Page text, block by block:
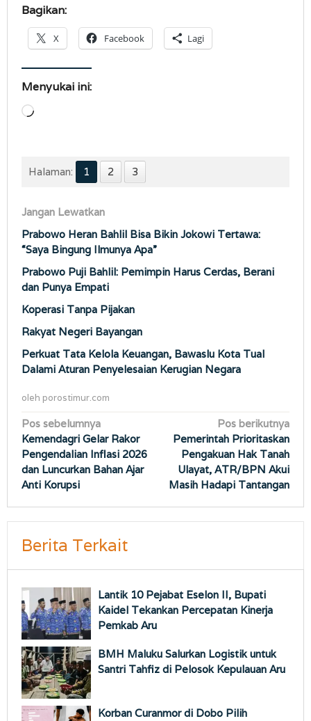
Bagikan:
X Facebook Lagi
Menyukai ini:
Memuat...
Halaman: 1 2 3
Jangan Lewatkan
Prabowo Heran Bahlil Bisa Bikin Jokowi Tertawa:
“Saya Bingung Ilmunya Apa”
Prabowo Puji Bahlil: Pemimpin Harus Cerdas, Berani
dan Punya Empati
Koperasi Tanpa Pijakan
Rakyat Negeri Bayangan
Perkuat Tata Kelola Keuangan, Bawaslu Kota Tual
Dalami Aturan Penyelesaian Kerugian Negara
oleh porostimur.com
Navigasi
pos
Pos sebelumnya
Kemendagri Gelar Rakor
Pengendalian Inflasi 2026
dan Luncurkan Bahan Ajar
Anti Korupsi
Pos berikutnya
Pemerintah Prioritaskan
Pengakuan Hak Tanah
Ulayat, ATR/BPN Akui
Masih Hadapi Tantangan
Berita Terkait
Lantik 10 Pejabat Eselon II, Bupati
Kaidel Tekankan Percepatan Kinerja
Pemkab Aru
BMH Maluku Salurkan Logistik untuk
Santri Tahfiz di Pelosok Kepulauan Aru
Korban Curanmor di Dobo Pilih